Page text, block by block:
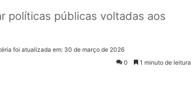
políticas públicas voltadas aos
foi atualizada em: 30 de março de 2026
0
1 minuto de leitura